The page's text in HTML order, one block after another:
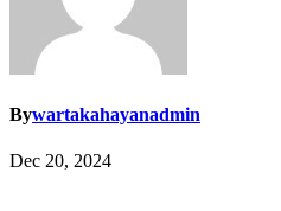
Bywartakahayanadmin
Dec 20, 2024